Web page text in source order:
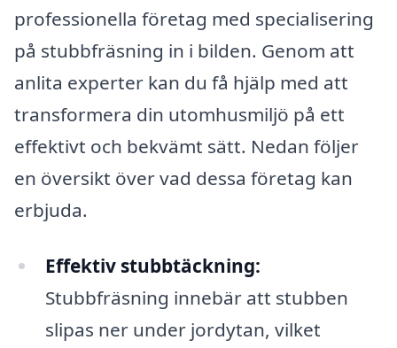
professionella företag med specialisering
på stubbfräsning in i bilden. Genom att
anlita experter kan du få hjälp med att
transformera din utomhusmiljö på ett
effektivt och bekvämt sätt. Nedan följer
en översikt över vad dessa företag kan
erbjuda.
Effektiv stubbtäckning:
Stubbfräsning innebär att stubben
slipas ner under jordytan, vilket